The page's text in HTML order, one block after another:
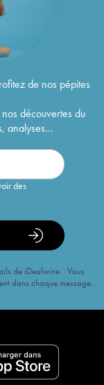
de nos pépites
découvertes du
analyses...
des
de iDealwine. Vous
dans chaque message.